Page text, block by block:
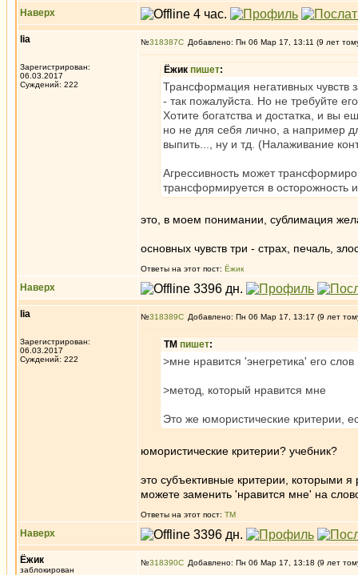
Наверх
lia
Зарегистрирован:
06.03.2017
Суждений: 222
№318387 Добавлено: Пн 06 Мар 17, 13:11 (9 лет
Ёжик пишет:
Трансформация негативных чувств
- так пожалуйста. Но не требуйте
Хотите богатства и достатка, и вы
но не для себя лично, а например
выпить..., ну и тд. (Налаживание
Агрессивность может
трансформируется в осторожность
это, в моем понимании, сублимация
основных чувств три - страх, печаль,
Ответы на этот пост: Ёжик
Наверх
lia
Зарегистрирован:
06.03.2017
Суждений: 222
№318389 Добавлено: Пн 06 Мар 17, 13:17 (9 лет
ТМ пишет:
>мне нравится 'энегретика' его слов
>метод, который нравится мне
Это же юмористические критерии,
юмористические критерии? учебник?
это субъективные критерии, которыми я
можете заменить 'нравится мне' на
Ответы на этот пост: ТМ
Наверх
Ёжик
заблокирован
№318390 Добавлено: Пн 06 Мар 17, 13:18 (9 лет